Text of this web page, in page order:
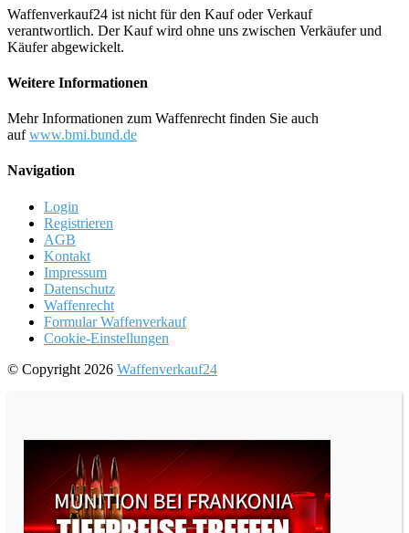
Waffenverkauf24 ist nicht für den Kauf oder Verkauf
verantwortlich. Der Kauf wird ohne uns zwischen Verkäufer und
Käufer abgewickelt.
Weitere Informationen
Mehr Informationen zum Waffenrecht finden Sie auch
aufwww.bmi.bund.de
Navigation
Login
Registrieren
AGB
Kontakt
Impressum
Datenschutz
Waffenrecht
Formular Waffenverkauf
Cookie-Einstellungen
© Copyright 2026 Waffenverkauf24